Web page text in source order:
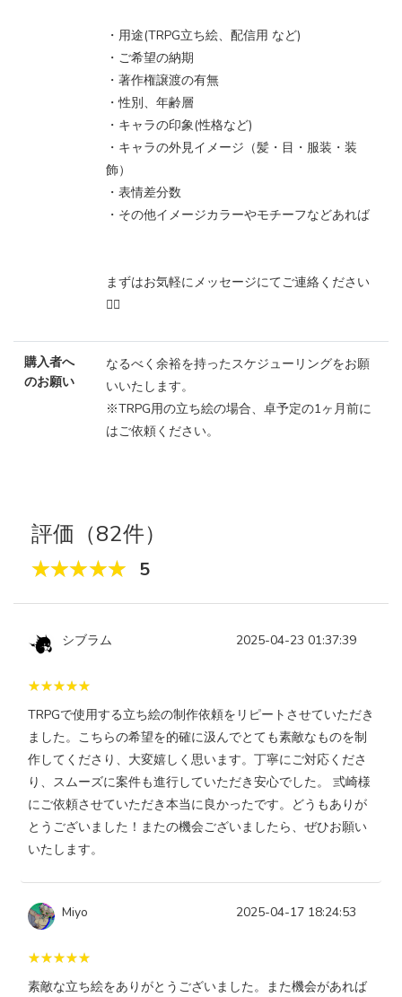
・用途(TRPG立ち絵、配信用 など)
・ご希望の納期
・著作権譲渡の有無
・性別、年齢層
・キャラの印象(性格など)
・キャラの外見イメージ（髪・目・服装・装
飾）
・表情差分数
・その他イメージカラーやモチーフなどあれば
まずはお気軽にメッセージにてご連絡ください
🙇‍♂️
購入者へ
のお願い
なるべく余裕を持ったスケジューリングをお願
いいたします。
※TRPG用の立ち絵の場合、卓予定の1ヶ月前に
はご依頼ください。
評価（82件）
5
シブラム 2025-04-23 01:37:39
TRPGで使用する立ち絵の制作依頼をリピートさせていただき
ました。こちらの希望を的確に汲んでとても素敵なものを制
作してくださり、大変嬉しく思います。丁寧にご対応くださ
り、スムーズに案件も進行していただき安心でした。 弎崎様
にご依頼させていただき本当に良かったです。どうもありが
とうございました！またの機会ございましたら、ぜひお願い
いたします。
Miyo 2025-04-17 18:24:53
素敵な立ち絵をありがとうございました。また機会があれば